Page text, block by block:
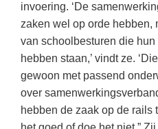
Den Haag(34)
Utrecht
Almere(23)
Dordrecht
Eindhoven(13)
Informatica
Klassieke Talen
Letterkunde
Levensbeschouwing
sociale vaardigheden
Lesmateriaal
(hersen)onderzoek
Meesterbaan
LEERMETHODEN
invoering. ‘De
zaken wel op orde hebben,
van schoolbesturen die
hebben staan,’ vindt ze.
gewoon met passend
over
hebben de zaak op de rails